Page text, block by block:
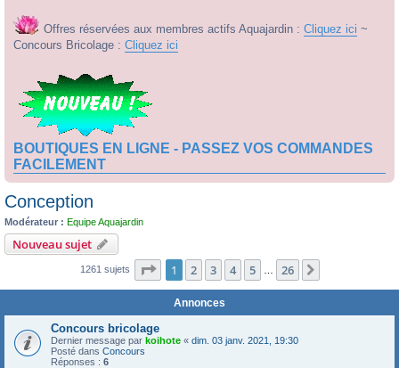
Offres réservées aux membres actifs Aquajardin : Cliquez ici ~
Concours Bricolage : Cliquez ici
BOUTIQUES EN LIGNE - PASSEZ VOS COMMANDES
FACILEMENT
Conception
Modérateur : Equipe Aquajardin
Nouveau sujet
1261 sujets Page 1sur26
1 2 3 4 5 26
Annonces
Concours bricolage
Dernier message par koihote « dim. 03 janv. 2021, 19:30
Posté dans Concours
Réponses : 6